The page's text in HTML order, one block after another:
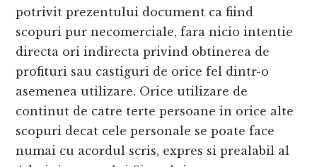
potrivit prezentului document ca fiind
scopuri pur necomerciale, fara nicio intentie
directa ori indirecta privind obtinerea de
profituri sau castiguri de orice fel dintr-o
asemenea utilizare. Orice utilizare de
continut de catre terte persoane in orice alte
scopuri decat cele personale se poate face
numai cu acordul scris, expres si prealabil al